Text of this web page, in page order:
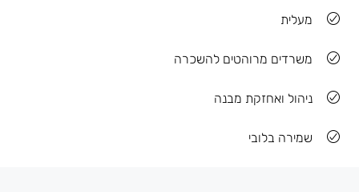
מעלית
משרדים מרוהטים להשכרה
ניהול ואחזקת מבנה
שמירה בלובי